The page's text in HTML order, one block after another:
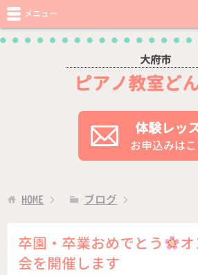
大府市
ピアノ教室ど
体験レッ
お申込みは
メニュー
HOME ブログ
卒園・卒業おめでとう
会を開催します